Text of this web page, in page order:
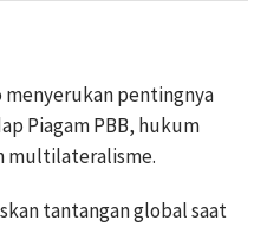
menyerukan pentingnya
Piagam PBB, hukum
multilateralisme.
tantangan global saat